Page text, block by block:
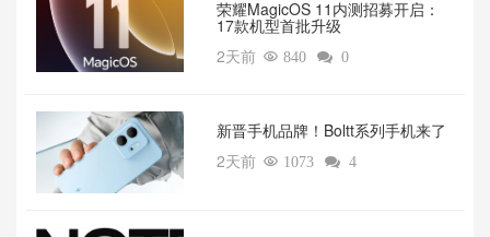
荣耀MagicOS 11内测招募开启：
17款机型首批升级
2天前  840  0
新晋手机品牌！Boltt系列手机来了
2天前  1073  4